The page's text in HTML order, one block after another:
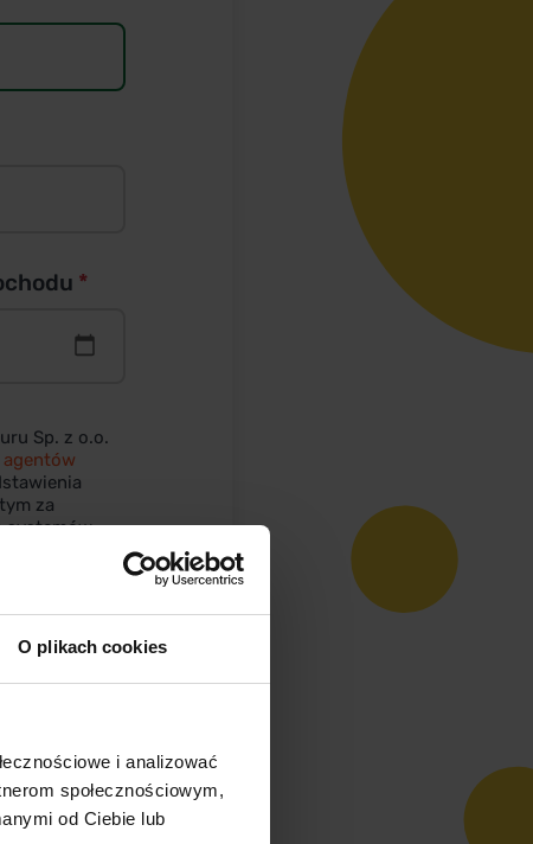
O plikach cookies
i analizować
społecznościowym,
od Ciebie lub
*
Sp. z o.o.
za
systemów